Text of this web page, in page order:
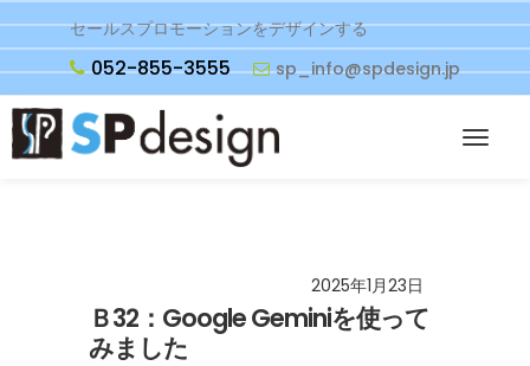
セールスプロモーションをデザインする
052-855-3555 sp_info@spdesign.jp
2025年1月23日
Ｂ32：Google Geminiを使って
みました